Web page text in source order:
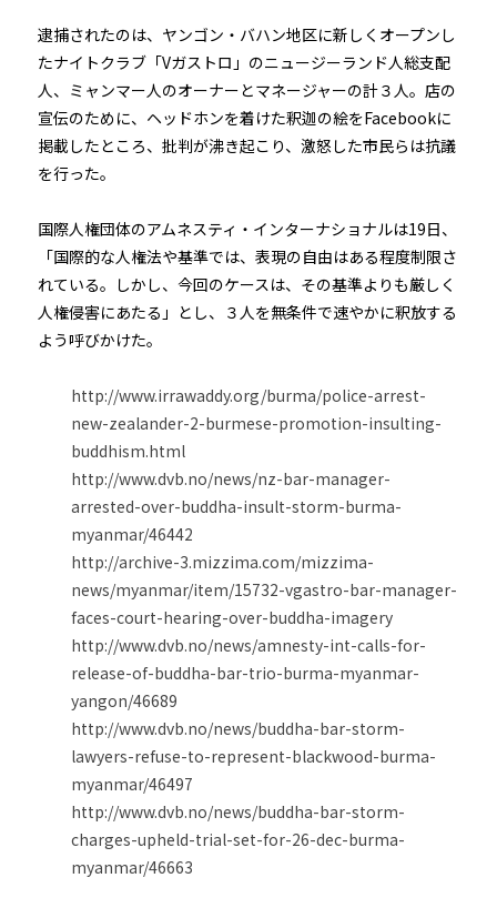
逮捕されたのは、ヤンゴン・バハン地区に新しくオープンし
たナイトクラブ「Vガストロ」のニュージーランド人総支配
人、ミャンマー人のオーナーとマネージャーの計３人。店の
宣伝のために、ヘッドホンを着けた釈迦の絵をFacebookに
掲載したところ、批判が沸き起こり、激怒した市民らは抗議
を行った。
国際人権団体のアムネスティ・インターナショナルは19日、
「国際的な人権法や基準では、表現の自由はある程度制限さ
れている。しかし、今回のケースは、その基準よりも厳しく
人権侵害にあたる」とし、３人を無条件で速やかに釈放する
よう呼びかけた。
http://www.irrawaddy.org/burma/police-arrest-
new-zealander-2-burmese-promotion-insulting-
buddhism.html
http://www.dvb.no/news/nz-bar-manager-
arrested-over-buddha-insult-storm-burma-
myanmar/46442
http://archive-3.mizzima.com/mizzima-
news/myanmar/item/15732-vgastro-bar-manager-
faces-court-hearing-over-buddha-imagery
http://www.dvb.no/news/amnesty-int-calls-for-
release-of-buddha-bar-trio-burma-myanmar-
yangon/46689
http://www.dvb.no/news/buddha-bar-storm-
lawyers-refuse-to-represent-blackwood-burma-
myanmar/46497
http://www.dvb.no/news/buddha-bar-storm-
charges-upheld-trial-set-for-26-dec-burma-
myanmar/46663